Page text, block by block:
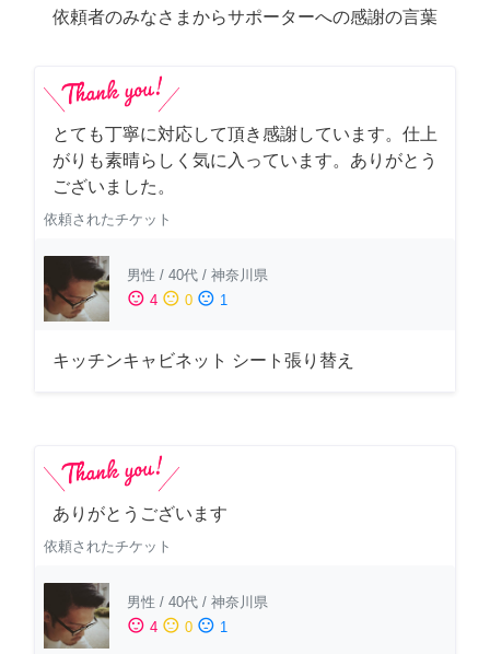
依頼者のみなさまからサポーターへの感謝の言葉
とても丁寧に対応して頂き感謝しています。仕上
がりも素晴らしく気に入っています。ありがとう
ございました。
依頼されたチケット
男性 / 40代 / 神奈川県
sentiment_satisfied 4 sentiment_neutral 0 sentiment_dissatisfied 1
キッチンキャビネット シート張り替え
ありがとうございます
依頼されたチケット
男性 / 40代 / 神奈川県
sentiment_satisfied 4 sentiment_neutral 0 sentiment_dissatisfied 1